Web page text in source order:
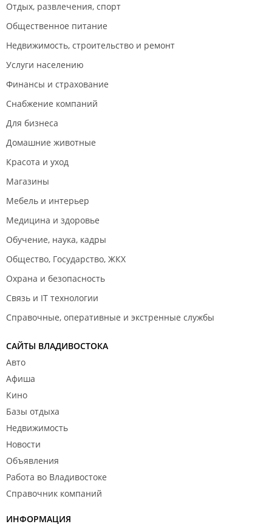
Отдых, развлечения, спорт
Общественное питание
Недвижимость, строительство и ремонт
Услуги населению
Финансы и страхование
Снабжение компаний
Для бизнеса
Домашние животные
Красота и уход
Магазины
Мебель и интерьер
Медицина и здоровье
Обучение, наука, кадры
Общество, Государство, ЖКХ
Охрана и безопасность
Связь и IT технологии
Справочные, оперативные и экстренные службы
САЙТЫ ВЛАДИВОСТОКА
Авто
Афиша
Кино
Базы отдыха
Недвижимость
Новости
Объявления
Работа во Владивостоке
Справочник компаний
ИНФОРМАЦИЯ